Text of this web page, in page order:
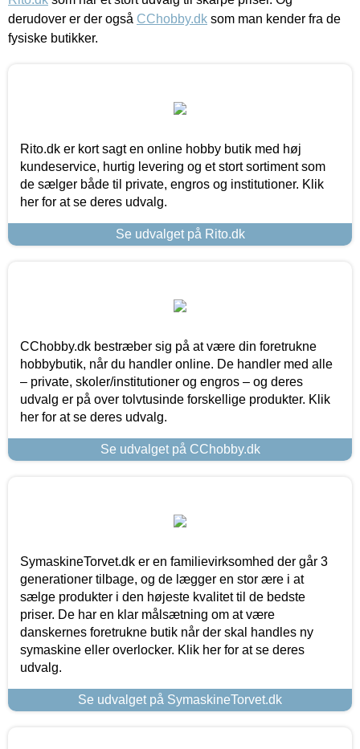
derudover er der også CChobby.dk som man kender fra de
fysiske butikker.
Rito.dk er kort sagt en online hobby butik med høj
kundeservice, hurtig levering og et stort sortiment som
de sælger både til private, engros og institutioner. Klik
her for at se deres udvalg.
Se udvalget på Rito.dk
CChobby.dk bestræber sig på at være din foretrukne
hobbybutik, når du handler online. De handler med alle
– private, skoler/institutioner og engros – og deres
udvalg er på over tolvtusinde forskellige produkter. Klik
her for at se deres udvalg.
Se udvalget på CChobby.dk
SymaskineTorvet.dk er en familievirksomhed der går 3
generationer tilbage, og de lægger en stor ære i at
sælge produkter i den højeste kvalitet til de bedste
priser. De har en klar målsætning om at være
danskernes foretrukne butik når der skal handles ny
symaskine eller overlocker. Klik her for at se deres
udvalg.
Se udvalget på SymaskineTorvet.dk